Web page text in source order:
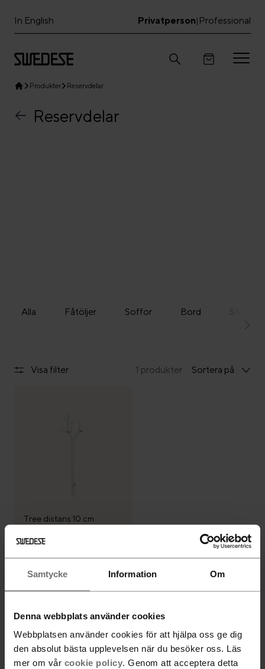
Samtycke Information Om
Denna webbplats använder cookies
Webbplatsen använder cookies för att hjälpa oss ge dig
den absolut bästa upplevelsen när du besöker oss. Läs
mer om vår cookie policy. Genom att acceptera detta
In English Privatperson| Professional
Produkter Reservdelar
Reservdelar
Visa filter
Alla Fåtöljer Soffor Bord Stolar
1 produkter Sortera på
Tree distans 10 cm
Alla produkter är laddade
Följ Swedese